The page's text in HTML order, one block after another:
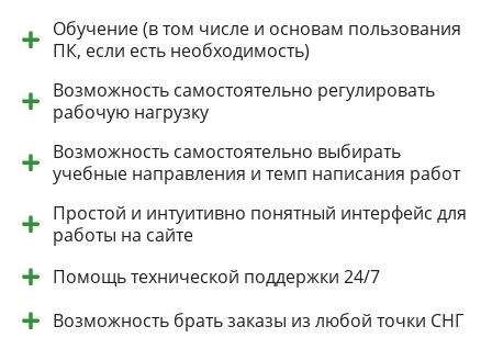
Обучение (в том числе и основам пользования
ПК, если есть необходимость)
Возможность самостоятельно регулировать
рабочую нагрузку
Возможность самостоятельно выбирать
учебные направления и темп написания работ
Простой и интуитивно понятный интерфейс для
работы на сайте
Помощь технической поддержки 24/7
Возможность брать заказы из любой точки СНГ